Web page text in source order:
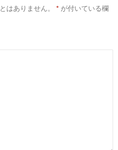
はありません。 * が付いている欄